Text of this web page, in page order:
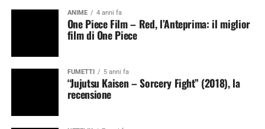
ANIME 4 anni fa
One Piece Film – Red, l’Anteprima: il miglior
film di One Piece
FUMETTI 5 anni fa
“Jujutsu Kaisen – Sorcery Fight” (2018), la
recensione